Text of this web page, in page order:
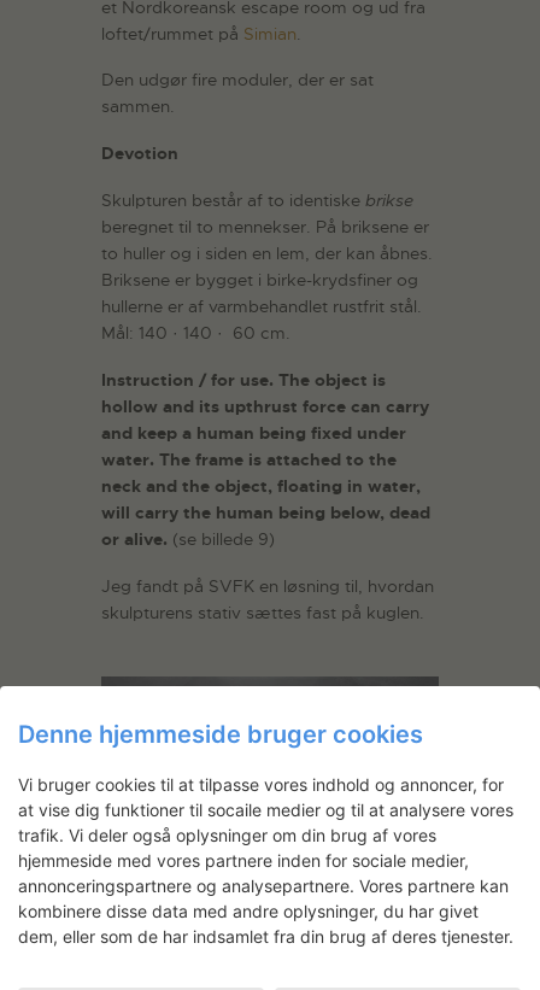
et Nordkoreansk escape room og ud fra
loftet/rummet på Simian.
Den udgør fire moduler, der er sat
sammen.
Devotion
Skulpturen består af to identiske brikse
beregnet til to mennekser. På briksene er
to huller og i siden en lem, der kan åbnes.
Briksene er bygget i birke-krydsfiner og
hullerne er af varmbehandlet rustfrit stål.
Mål: 140 · 140 · 60 cm.
Instruction / for use. The object is
hollow and its upthrust force can carry
and keep a human being fixed under
water. The frame is attached to the
neck and the object, floating in water,
will carry the human being below, dead
or alive. (se billede 9)
Jeg fandt på SVFK en løsning til, hvordan
skulpturens stativ sættes fast på kuglen.
Ion exchange - Risø, Simian 2021
Ionbyttermasse, rustfrit stålfilter,
porcelæn, akryl, rustfrit stål, stål og hjul,
62 · 62 · 212 cm., 5 editioner
Denne hjemmeside bruger cookies
Vi bruger cookies til at tilpasse vores indhold og annoncer, for
at vise dig funktioner til socaile medier og til at analysere vores
trafik. Vi deler også oplysninger om din brug af vores
hjemmeside med vores partnere inden for sociale medier,
annonceringspartnere og analysepartnere. Vores partnere kan
kombinere disse data med andre oplysninger, du har givet
dem, eller som de har indsamlet fra din brug af deres tjenester.